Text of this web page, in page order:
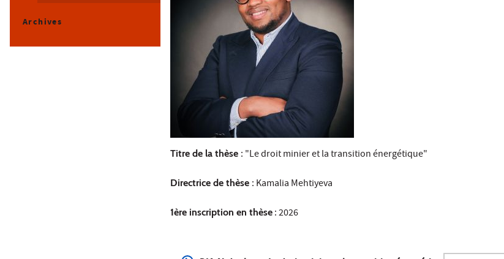
Titre de la thèse : "Le droit minier et la transition énergétique"
Directrice de thèse : Kamalia Mehtiyeva
1ère inscription en thèse : 2026
Archives